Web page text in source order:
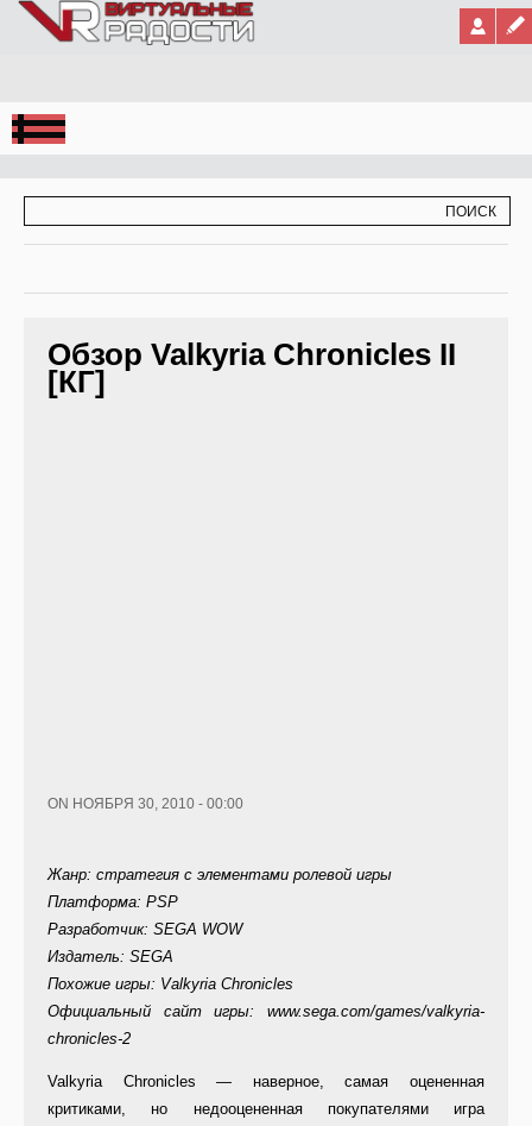
Jump to Navigation
Обзор Valkyria Chronicles II
[КГ]
ON НОЯБРЯ 30, 2010 - 00:00
Жанр: стратегия с элементами ролевой игры
Платформа: PSP
Разработчик: SEGA WOW
Издатель: SEGA
Похожие игры: Valkyria Chronicles
Официальный сайт игры: www.sega.com/games/valkyria-
chronicles-2
Valkyria Chronicles — наверное, самая оцененная
критиками, но недооцененная покупателями игра